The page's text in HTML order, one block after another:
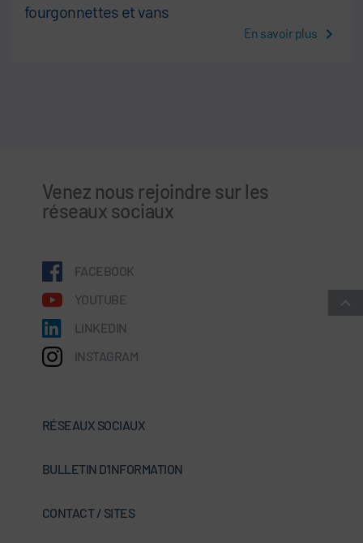
fourgonnettes et vans
En savoir plus
Venez nous rejoindre sur les
réseaux sociaux
FACEBOOK
YOUTUBE
LINKEDIN
INSTAGRAM
RÉSEAUX SOCIAUX
BULLETIN D'INFORMATION
CONTACT / SITES